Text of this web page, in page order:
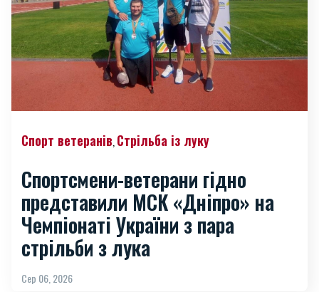
Спорт ветеранів,Стрільба із луку
Спортсмени-ветерани гідно
представили МСК «Дніпро» на
Чемпіонаті України з пара
стрільби з лука
Сер 06, 2026